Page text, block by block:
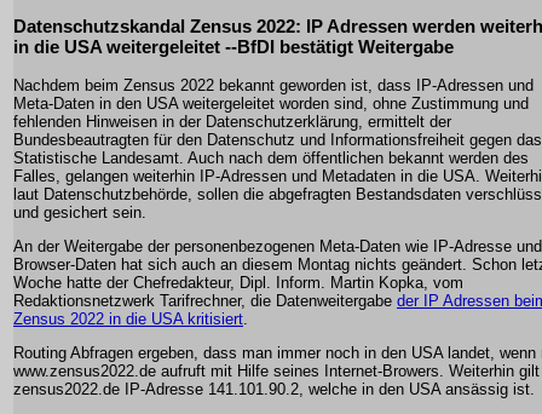
Datenschutzskandal Zensus 2022: IP Adressen werden
in die USA weitergeleitet --BfDI bestätigt Weitergabe
Nachdem beim Zensus 2022 bekannt geworden ist, dass IP-Adressen und
Meta-Daten in den USA weitergeleitet worden sind, ohne Zustimmung und
fehlenden Hinweisen in der Datenschutzerklärung, ermittelt der
Bundesbeautragten für den Datenschutz und Informationsfreiheit gegen das
Statistische Landesamt. Auch nach dem öffentlichen bekannt werden des
Falles, gelangen weiterhin IP-Adressen und Metadaten in die USA.
laut Datenschutzbehörde, sollen die abgefragten Bestandsdaten
und gesichert sein.
An der Weitergabe der personenbezogenen Meta-Daten wie IP-Adresse und
Browser-Daten hat sich auch an diesem Montag nichts geändert. Schon
Woche hatte der Chefredakteur, Dipl. Inform. Martin Kopka, vom
Redaktionsnetzwerk Tarifrechner, die Datenweitergabe der IP Adressen
Zensus 2022 in die USA kritisiert
Routing Abfragen ergeben, dass man immer noch in den USA landet, wenn
www.zensus2022.de aufruft mit Hilfe seines Internet-Browers. Weiterhin
zensus2022.de IP-Adresse 141.101.90.2, welche in den USA ansässig ist.